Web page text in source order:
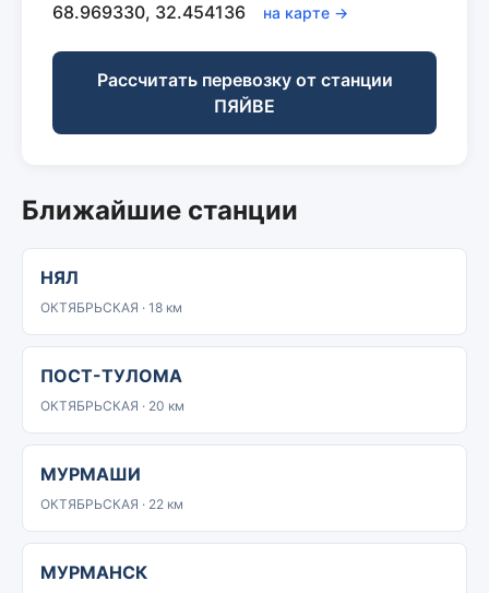
68.969330, 32.454136 на карте →
Рассчитать перевозку от станции
ПЯЙВЕ
Ближайшие станции
НЯЛ
ОКТЯБРЬСКАЯ · 18 км
ПОСТ-ТУЛОМА
ОКТЯБРЬСКАЯ · 20 км
МУРМАШИ
ОКТЯБРЬСКАЯ · 22 км
МУРМАНСК